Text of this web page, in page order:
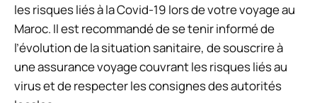
les risques liés à la Covid-19 lors de votre voyage au
Maroc. Il est recommandé de se tenir informé de
l’évolution de la situation sanitaire, de souscrire à
une assurance voyage couvrant les risques liés au
virus et de respecter les consignes des autorités